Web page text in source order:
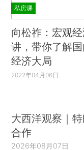
私房课
向松祚：宏观
讲，带你了解
经济大局
2022年04月06日
大西洋观察｜
合作
2026年08月07日